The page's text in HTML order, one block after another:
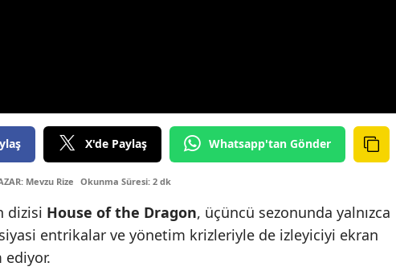
X'de Paylaş Whatsapp'tan Gönder
Mevzu Rize Okunma Süresi: 2 dk
dizisi House of the Dragon, üçüncü sezonunda yalnızca
entrikalar ve yönetim krizleriyle de izleyiciyi ekran
ediyor.